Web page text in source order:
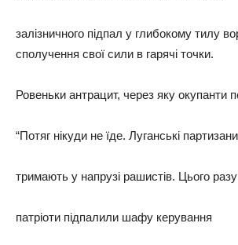
залізничного підпал у глибокому тилу
сполучення свої сили в гарячі точки.
Ровеньки антрацит, через яку окупанти
“Потяг нікуди не їде. Луганські партизани
тримають у напрузі рашистів. Цього
патріоти підпалили шафу керування